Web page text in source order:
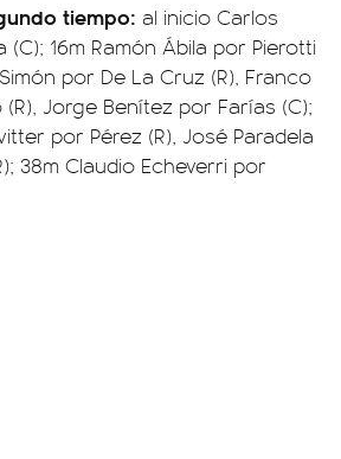
tiempo: al inicio Carlos
16m Ramón Ábila por Pierotti
por De La Cruz (R), Franco
Jorge Benítez por Farías (C);
por Pérez (R), José Paradela
38m Claudio Echeverri por